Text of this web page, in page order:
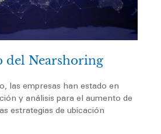
del Nearshoring
las empresas han estado en
y análisis para el aumento de
estrategias de ubicación